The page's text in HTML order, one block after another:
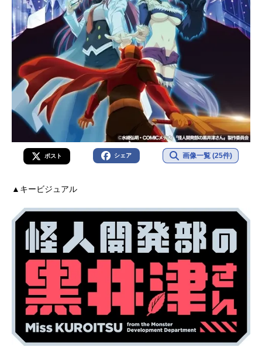
ポスト シェア 画像一覧 (25件)
▲キービジュアル